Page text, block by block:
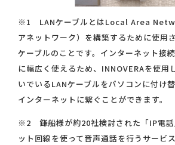
※1 LANケーブルとはLocal Area
アネットワーク）を構築するために使用
ケーブルのことです。インターネット接
に幅広く使えるため、INNOVERAを使用
いでいるLANケーブルをパソコンに付け
インターネットに繋ぐことができます。
※2 鎌船様が約20社検討された「IP電話
ット回線を使って音声通話を行うサービ